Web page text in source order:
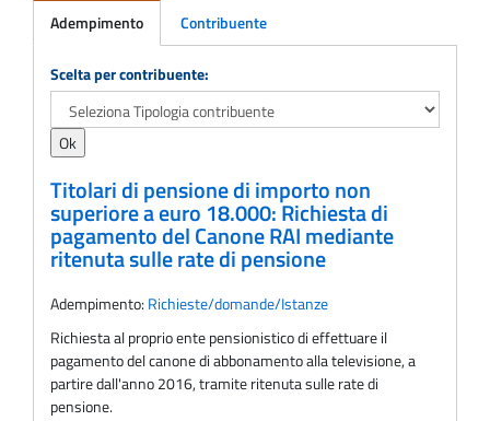
Adempimento Contribuente
Adempimento
Scelta per contribuente:
Titolari di pensione di importo non
superiore a euro 18.000: Richiesta di
pagamento del Canone RAI mediante
ritenuta sulle rate di pensione
Adempimento: Richieste/domande/Istanze
Richiesta al proprio ente pensionistico di effettuare il
pagamento del canone di abbonamento alla televisione, a
partire dall'anno 2016, tramite ritenuta sulle rate di
pensione.